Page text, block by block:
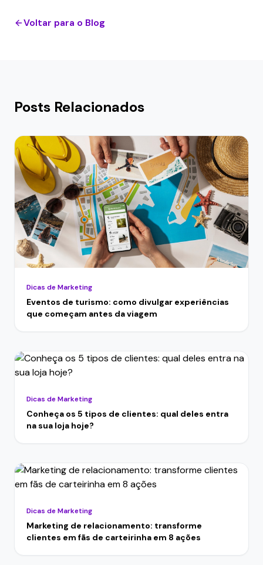
Voltar para o Blog
Posts Relacionados
Dicas de Marketing
Eventos de turismo: como divulgar experiências
que começam antes da viagem
Dicas de Marketing
Conheça os 5 tipos de clientes: qual deles entra
na sua loja hoje?
Dicas de Marketing
Marketing de relacionamento: transforme
clientes em fãs de carteirinha em 8 ações